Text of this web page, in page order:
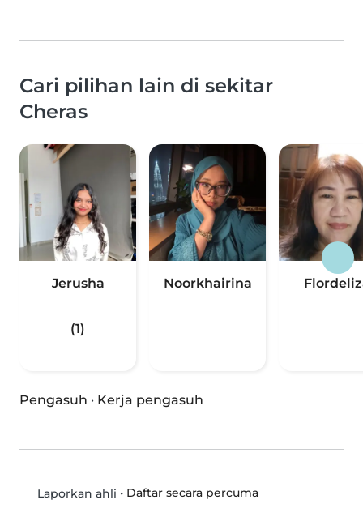
Cari pilihan lain di sekitar
Cheras
Jerusha
(1)
Noorkhairina
Pengasuh · Kerja pengasuh
Laporkan ahli • Daftar secara percuma